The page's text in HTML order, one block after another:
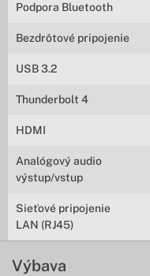
Podpora Bluetooth
Bezdrôtové pripojenie
USB 3.2
Thunderbolt 4
HDMI
Analógový audio
výstup/vstup
Sieťové pripojenie
LAN (RJ45)
Výbava